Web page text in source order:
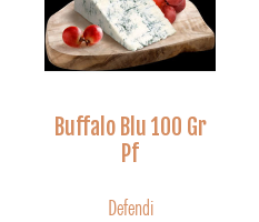
Buffalo Blu 100 Gr
Pf
Defendi